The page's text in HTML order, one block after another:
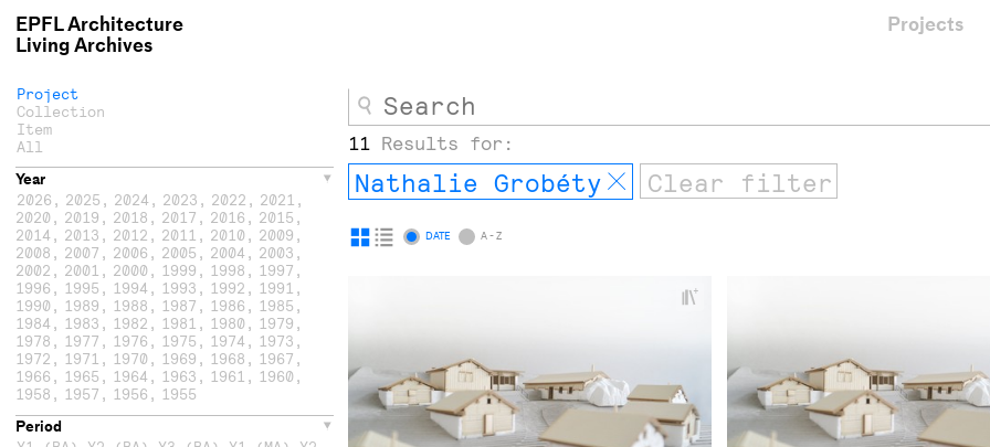
EPFL Architecture
Living Archives
Projects
Project
Collection
Item
All
Year
2026 , 2025 , 2024, 2023 , 2022 , 2021 ,
2020 , 2019 , 2018 , 2017 , 2016 , 2015 ,
2014, 2013 , 2012 , 2011 , 2010 , 2009 ,
2008 , 2007 , 2006 , 2005 , 2004, 2003 ,
2002 , 2001 , 2000 , 1999 , 1998 , 1997 ,
1996 , 1995 , 1994, 1993 , 1992 , 1991 ,
1990 , 1989 , 1988 , 1987 , 1986 , 1985 ,
1984, 1983 , 1982 , 1981 , 1980 , 1979 ,
1978 , 1977 , 1976 , 1975 , 1974, 1973 ,
1972 , 1971 , 1970 , 1969 , 1968 , 1967 ,
1966 , 1965 , 1964, 1963 , 1961 , 1960 ,
1958 , 1957 , 1956 , 1955
Period
11 Results for:
Nathalie Grobéty Remove
DisplayDisplay
DATE A - Z
+
collections